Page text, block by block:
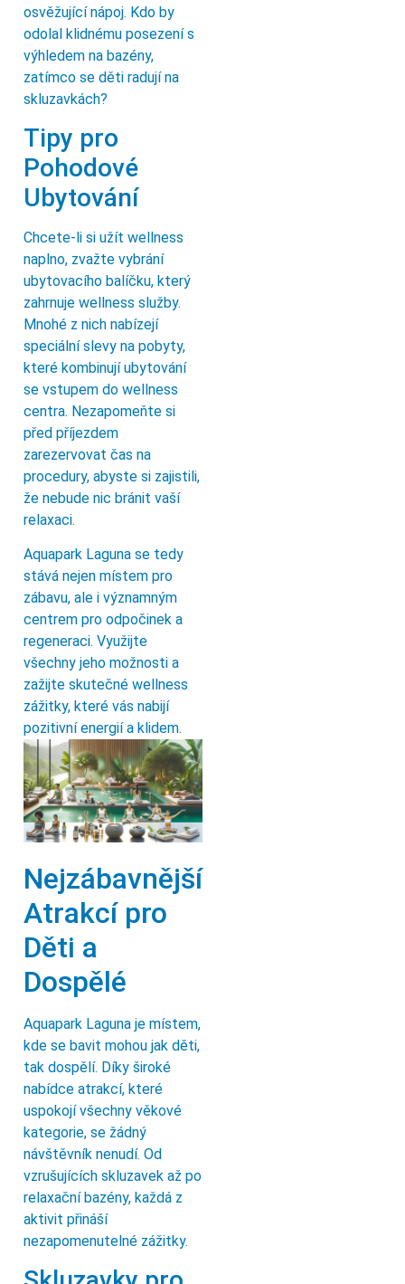
osvěžující nápoj. Kdo by
odolal klidnému posezení s
výhledem na bazény,
zatímco se děti radují na
skluzavkách?
Tipy pro
Pohodové
Ubytování
Chcete-li si užít wellness
naplno, zvažte vybrání
ubytovacího balíčku, který
zahrnuje wellness služby.
Mnohé z nich nabízejí
speciální slevy na pobyty,
které kombinují ubytování
se vstupem do wellness
centra. Nezapomeňte si
před příjezdem
zarezervovat čas na
procedury, abyste si zajistili,
že nebude nic bránit vaší
relaxaci.
Aquapark Laguna se tedy
stává nejen místem pro
zábavu, ale i významným
centrem pro odpočinek a
regeneraci. Využijte
všechny jeho možnosti a
zažijte skutečné wellness
zážitky, které vás nabijí
pozitivní energií a klidem.
Nejzábavnější
Atrakcí pro
Děti a
Dospělé
Aquapark Laguna je místem,
kde se bavit mohou jak děti,
tak dospělí. Díky široké
nabídce atrakcí, které
uspokojí všechny věkové
kategorie, se žádný
návštěvník nenudí. Od
vzrušujících skluzavek až po
relaxační bazény, každá z
aktivit přináší
nezapomenutelné zážitky.